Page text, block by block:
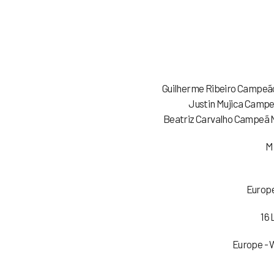
Guilherme Ribeiro
Justin Mujica
Beatriz Carvalho Campeã
16
Europe -